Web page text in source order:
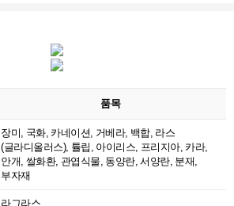
품목
장미, 국화, 카네이션, 거베라, 백합, 라스
(글라디올러스), 튤립, 아이리스, 프리지아, 카라,
안개, 쌀화환, 관엽식물, 동양란, 서양란, 분재,
부자재
라그라스